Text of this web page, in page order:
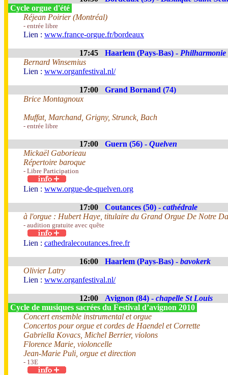
Cycle orgue d'été
Réjean Poirier (Montréal)
- entrée libre
Lien : www.france-orgue.fr/bordeaux
17:45 Haarlem (Pays-Bas) - Philharmonie
Bernard Winsemius
Lien : www.organfestival.nl/
17:00
Grand Bornand (74)
Brice Montagnoux
Muffat, Marchand, Grigny, Strunck, Bach
- entrée libre
17:00 Guern (56) - Quelven
Mickaël Gaborieau
Répertoire baroque
- Libre Participation
Lien : www.orgue-de-quelven.org
17:00 Coutances (50) - cathédrale
à l'orgue : Hubert Haye, titulaire du Grand Orgue De Notre
- audition gratuite avec quête
Lien : cathedralecoutances.free.fr
16:00 Haarlem (Pays-Bas) - bavokerk
Olivier Latry
Lien : www.organfestival.nl/
12:00 Avignon (84) - chapelle St Louis
Cycle de musiques sacrées du Festival d’avignon 2010
Concert ensemble instrumental et orgue
Concertos pour orgue et cordes de Haendel et Corrette
Gabriella Kovacs, Michel Berrier, violons
Florence Marie, violoncelle
Jean-Marie Puli, orgue et direction
- 13E